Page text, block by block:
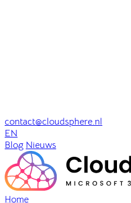
contact@cloudsphere.nl
EN
Blog Nieuws
Home